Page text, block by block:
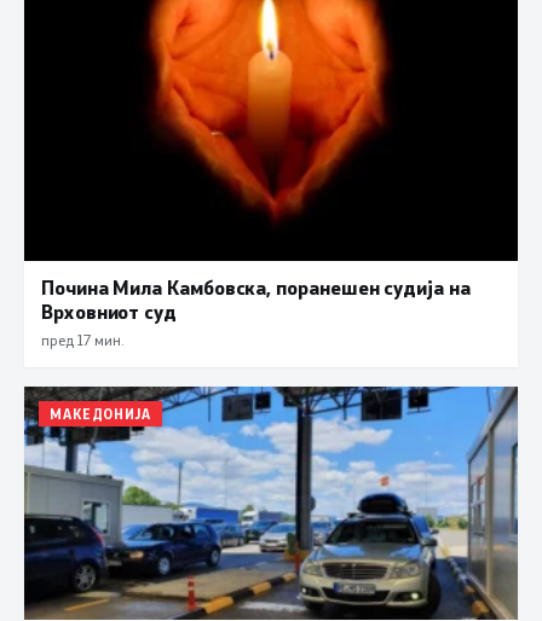
Почина Мила Камбовска, поранешен судија на
Врховниот суд
пред 17 мин.
МАКЕДОНИЈА